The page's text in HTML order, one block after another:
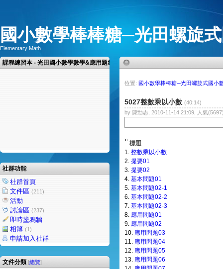
國小數學棒棒糖─光田螺旋
Elementary Math
課程練習本 - 光田國小數學數學&應用題集
社群功能
社群首頁
文件區 (211)
活動
討論區 (237)
即時塗鴉牆
相簿 (1)
申請加入社群
文件分類 [總覽]
位置: 國小數學棒棒糖─光田螺旋式國小
5027整數乘以小數 (40:14)
by 陳勁志, 2010-11-14 21:09, 人氣
標題
1. 整數乘以小數
2. 提要01
3. 提要02
4. 基本問題01
5. 基本問題02-1
6. 基本問題02-2
7. 基本問題02-3
8. 應用問題01
9. 應用問題02
10. 應用問題03
11. 應用問題04
12. 應用問題05
13. 應用問題06